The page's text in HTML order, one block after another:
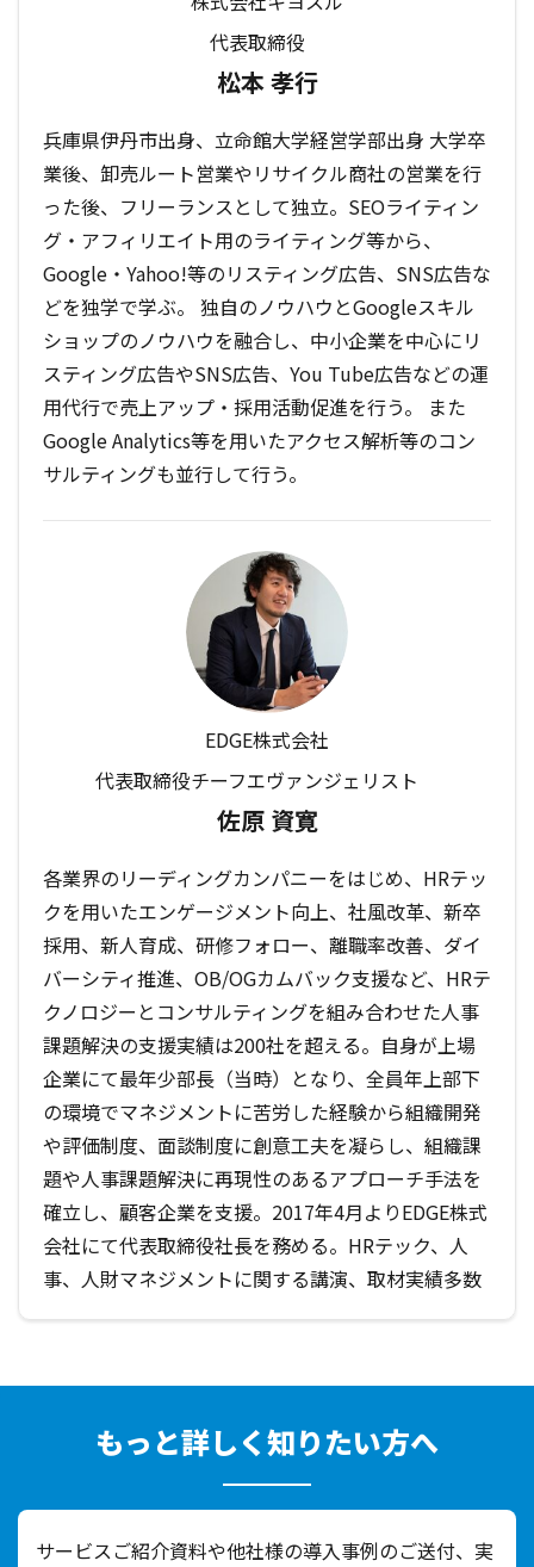
代表取締役
松本 孝行
兵庫県伊丹市出身、立命館大学経営学部出身 大学卒
業後、卸売ルート営業やリサイクル商社の営業を行
った後、フリーランスとして独立。SEOライティン
グ・アフィリエイト用のライティング等から、
Google・Yahoo!等のリスティング広告、SNS広告な
どを独学で学ぶ。 独自のノウハウとGoogleスキル
ショップのノウハウを融合し、中小企業を中心にリ
スティング広告やSNS広告、You Tube広告などの運
用代行で売上アップ・採用活動促進を行う。 また
Google Analytics等を用いたアクセス解析等のコン
サルティングも並行して行う。
EDGE株式会社
代表取締役チーフエヴァンジェリスト
佐原 資寛
各業界のリーディングカンパニーをはじめ、HRテッ
クを用いたエンゲージメント向上、社風改革、新卒
採用、新人育成、研修フォロー、離職率改善、ダイ
バーシティ推進、OB/OGカムバック支援など、HRテ
クノロジーとコンサルティングを組み合わせた人事
課題解決の支援実績は200社を超える。自身が上場
企業にて最年少部長（当時）となり、全員年上部下
の環境でマネジメントに苦労した経験から組織開発
や評価制度、面談制度に創意工夫を凝らし、組織課
題や人事課題解決に再現性のあるアプローチ手法を
確立し、顧客企業を支援。2017年4月よりEDGE株式
会社にて代表取締役社長を務める。HRテック、人
事、人財マネジメントに関する講演、取材実績多数
もっと詳しく知りたい方へ
サービスご紹介資料や他社様の導入事例のご送付、実